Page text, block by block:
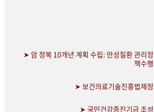
➤ 암 정복 10개년 계획 수립: 만성질환 관리정
책수행
➤ 보건의료기술진흥법제정
➤ 국민건강증진기금 조성